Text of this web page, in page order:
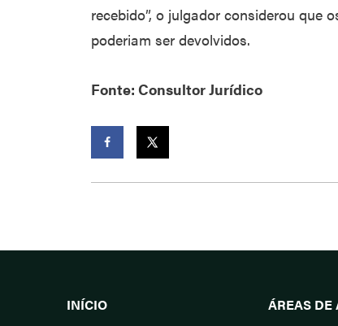
recebido”, o julgador considerou que
poderiam ser devolvidos.
Fonte: Consultor Jurídico
INÍCIO ÁREAS DE